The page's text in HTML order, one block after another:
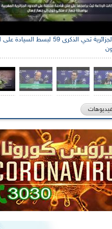
الإذاعة الجزائرية تحي الذكرى 59 لبسط